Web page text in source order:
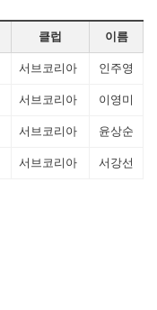
클럽 이름
서브코리아 인주영
서브코리아 이영미
서브코리아 윤상순
서브코리아 서강선